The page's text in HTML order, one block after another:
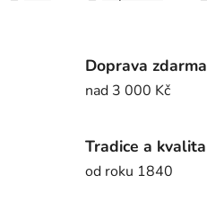
Doprava zdarma
nad 3 000 Kč
Tradice a kvalita
od roku 1840